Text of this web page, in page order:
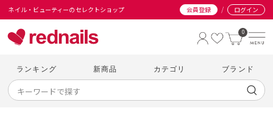
ネイル・ビューティーのセレクトショップ 会員登録 / ログイン
0
ランキング 新商品 カテゴリ ブランド